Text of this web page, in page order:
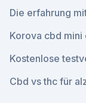
Die erfahrung
Korova cbd
Kostenlose
Cbd vs thc für